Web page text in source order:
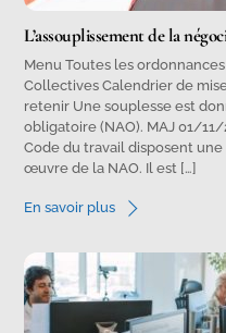
L’assouplissement de la
Menu Toutes les
Collectives Calendrier de
retenir Une souplesse est
obligatoire (NAO). MAJ 01/11/
Code du travail disposent
œuvre de la NAO. Il est […]
En savoir plus